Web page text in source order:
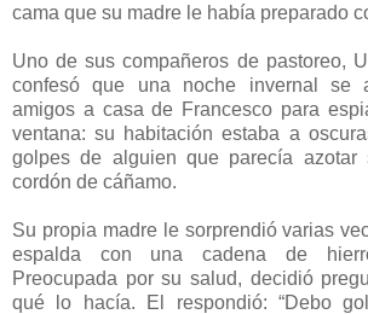
cama que su madre le había preparado
Uno de sus compañeros de pastoreo,
confesó que una noche invernal se
amigos a casa de Francesco para
ventana: su habitación estaba a
golpes de alguien que parecía azotar
cordón de cáñamo.
Su propia madre le sorprendió varias
espalda con una cadena de
Preocupada por su salud, decidió
qué lo hacía. El respondió: “Debo